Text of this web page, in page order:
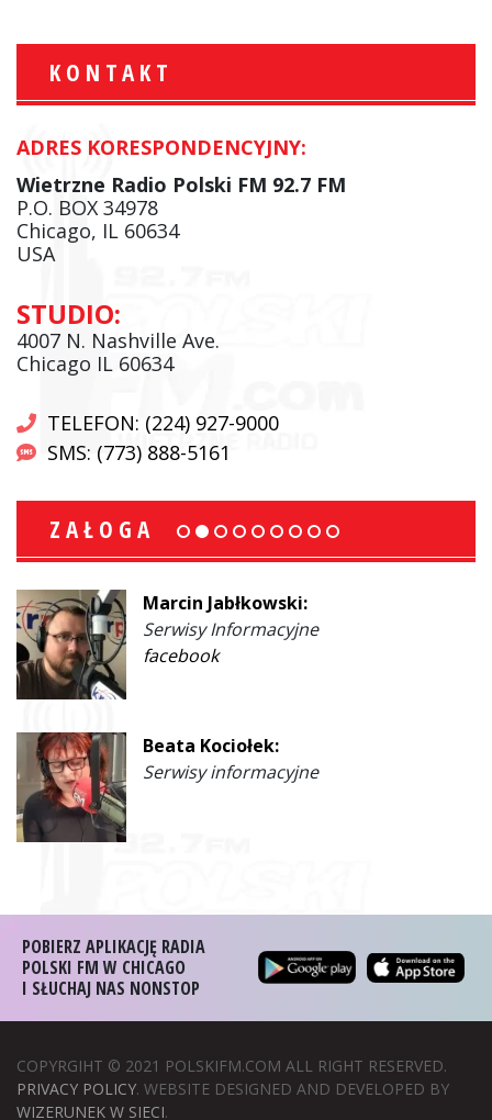
KONTAKT
ADRES KORESPONDENCYJNY:
Wietrzne Radio Polski FM 92.7 FM
P.O. BOX 34978
Chicago, IL 60634
USA
STUDIO:
4007 N. Nashville Ave.
Chicago IL 60634
TELEFON: (224) 927-9000
SMS: (773) 888-5161
ZAŁOGA
Marcin Jabłkowski:
Serwisy Informacyjne
facebook
Beata Kociołek:
Serwisy informacyjne
POBIERZ APLIKACJĘ RADIA
POLSKI FM W CHICAGO
I SŁUCHAJ NAS NONSTOP
COPYRGIHT © 2021 POLSKIFM.COM ALL RIGHT RESERVED.
PRIVACY POLICY. WEBSITE DESIGNED AND DEVELOPED BY
WIZERUNEK W SIECI.